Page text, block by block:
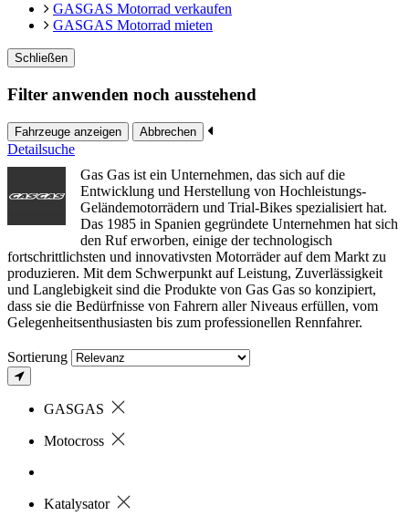
GASGAS Motorrad verkaufen
GASGAS Motorrad mieten
Schließen
Filter anwenden noch ausstehend
Fahrzeuge anzeigen Abbrechen
Detailsuche
Gas Gas ist ein Unternehmen, das sich auf die
Entwicklung und Herstellung von Hochleistungs-
Geländemotorrädern und Trial-Bikes spezialisiert hat.
Das 1985 in Spanien gegründete Unternehmen hat sich
den Ruf erworben, einige der technologisch
fortschrittlichsten und innovativsten Motorräder auf dem Markt zu
produzieren. Mit dem Schwerpunkt auf Leistung, Zuverlässigkeit
und Langlebigkeit sind die Produkte von Gas Gas so konzipiert,
dass sie die Bedürfnisse von Fahrern aller Niveaus erfüllen, vom
Gelegenheitsenthusiasten bis zum professionellen Rennfahrer.
Sortierung
GASGAS
Motocross
Katalysator